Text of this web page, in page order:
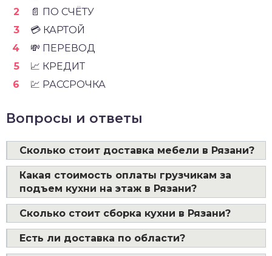
📄 ПО СЧЁТУ
💳 КАРТОЙ
💸 ПЕРЕВОД
📈 КРЕДИТ
💹 РАССРОЧКА
Вопросы и ответы
Сколько стоит доставка мебели в Рязани?
Какая стоимость оплаты грузчикам за
подъем кухни на этаж в Рязани?
Сколько стоит сборка кухни в Рязани?
Есть ли доставка по области?